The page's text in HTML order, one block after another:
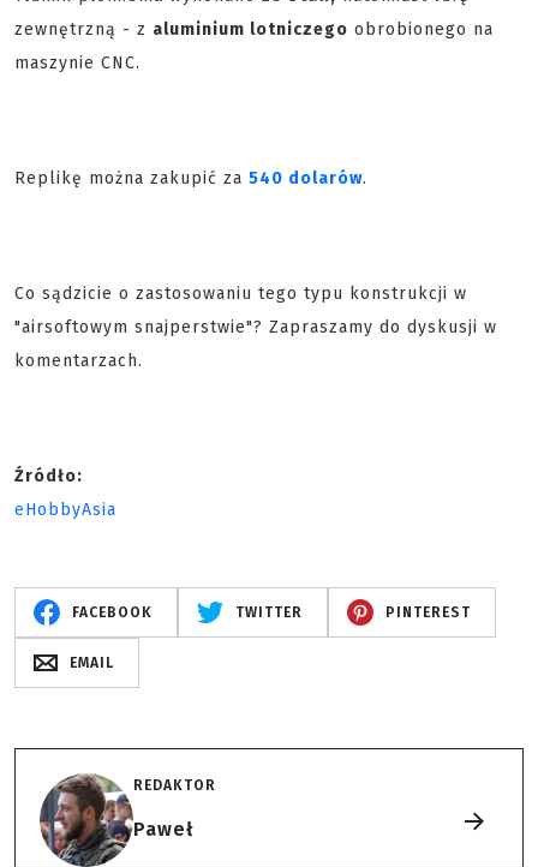
zewnętrzną - z aluminium lotniczego obrobionego na
maszynie CNC.
Replikę można zakupić za 540 dolarów.
Co sądzicie o zastosowaniu tego typu konstrukcji w
"airsoftowym snajperstwie"? Zapraszamy do dyskusji w
komentarzach.
Źródło:
eHobbyAsia
FACEBOOK TWITTER PINTEREST
EMAIL
REDAKTOR
Paweł